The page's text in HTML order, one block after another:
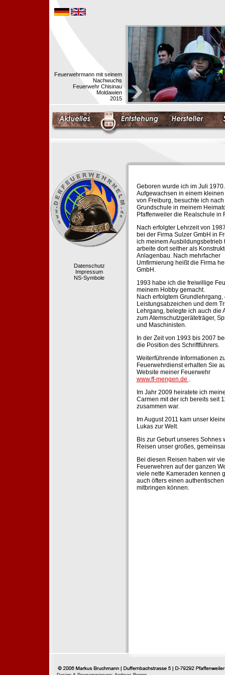
Feuerwehrmann mit seinem
Nachwuchs
Feuerwehr Chisinau
Moldawien
2015
Datenschutz
Impressum
NS-Symbole
Geboren wurde ich im Juli 1970.
Aufgewachsen in einem kleinen
von Freiburg, besuchte ich nach
Grundschule in meinem
Pfaffenweiler die Realschule in
Nach erfolgter Lehrzeit von
bei der Firma Sulzer GmbH in
ich meinem Ausbildungsbetrieb
arbeite dort seither als
Anlagenbau. Nach mehrfacher
Umfirmierung heißt die Firma
GmbH.
1993 habe ich die freiwillige
meinem Hobby gemacht.
Nach erfolgtem Grundlehrgang,
Leistungsabzeichen und dem
Lehrgang, belegte ich auch die
zum Atemschutzgeräteträger,
und Maschinisten.
In der Zeit von 1993 bis 2007
die Position des Schriftführers.
Weiterführende Informationen
Feuerwehrdienst erhalten Sie
Website meiner Feuerwehr
www.ff-mengen.de .
Im Jahr 2009 heiratete ich
Carmen mit der ich bereits seit
zusammen war.
Im August 2011 kam unser
Lukas zur Welt.
Bis zur Geburt unseres Sohnes
Reisen unser großes,
Bei diesen Reisen haben wir
Feuerwehren auf der ganzen
viele nette Kameraden kennen
auch öfters einen
mitbringen können.